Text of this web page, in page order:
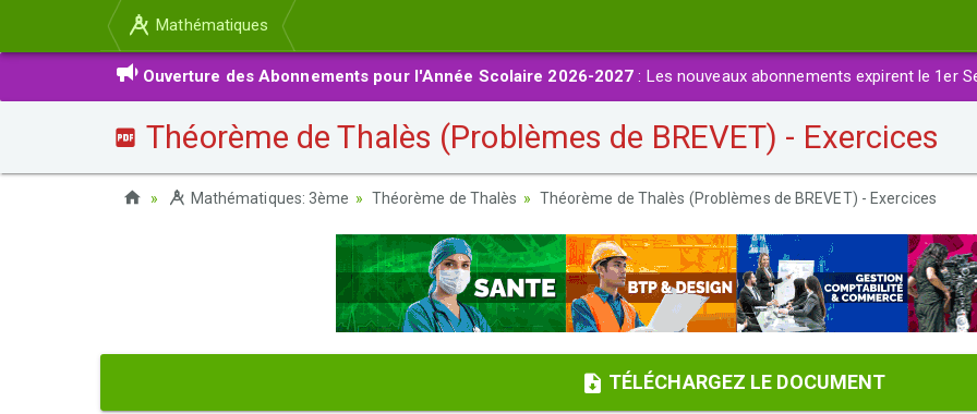
Mathématiques
Ouverture des Abonnements pour l'Année Scolaire 2026-2027 : Les nouveaux abonnements expirent le 1er
Théorème de Thalès (Problèmes de BREVET) - Exercices
Mathématiques: 3ème Théorème de Thalès Théorème de Thalès (Problèmes de BREVET) - Exercices
TÉLÉCHARGEZ LE DOCUMENT